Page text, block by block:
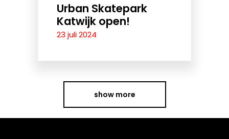
Urban Skatepark
Katwijk open!
23 juli 2024
show more